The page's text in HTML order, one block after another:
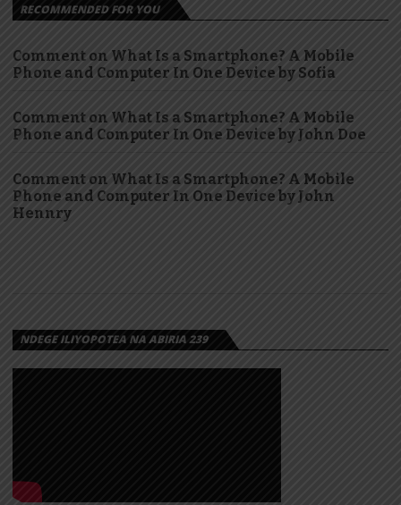
RECOMMENDED FOR YOU
Comment on What Is a Smartphone? A Mobile
Phone and Computer In One Device by Sofia
Comment on What Is a Smartphone? A Mobile
Phone and Computer In One Device by John Doe
Comment on What Is a Smartphone? A Mobile
Phone and Computer In One Device by John
Hennry
NDEGE ILIYOPOTEA NA ABIRIA 239